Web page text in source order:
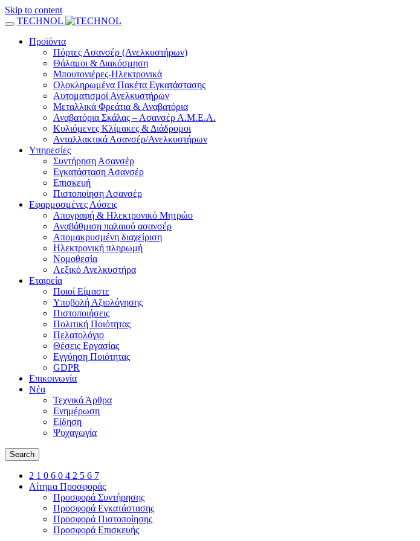
Skip to content
TECHNOL
Προϊόντα
Πόρτες Ασανσέρ (Ανελκυστήρων)
Θάλαμοι & Διακόσμηση
Μπουτονιέρες-Ηλεκτρονικά
Ολοκληρωμένα Πακέτα Εγκατάστασης
Αυτοματισμοί Ανελκυστήρων
Μεταλλικά Φρεάτια & Αναβατόρια
Αναβατόρια Σκάλας – Ασανσέρ Α.Μ.Ε.Α.
Κυλιόμενες Κλίμακες & Διάδρομοι
Ανταλλακτικά Ασανσέρ/Ανελκυστήρων
Υπηρεσίες
Συντήρηση Ασανσέρ
Εγκατάσταση Ασανσέρ
Επισκευή
Πιστοποίηση Ασανσέρ
Εφαρμοσμένες Λύσεις
Απογραφή & Ηλεκτρονικό Μητρώο
Αναβάθμιση παλαιού ασανσέρ
Απομακρυσμένη διαχείριση
Ηλεκτρονική πληρωμή
Νομοθεσία
Λεξικό Ανελκυστήρα
Εταιρεία
Ποιοί Είμαστε
Υποβολή Αξιολόγησης
Πιστοποιήσεις
Πολιτική Ποιότητας
Πελατολόγιο
Θέσεις Εργασίας
Εγγύηση Ποιότητας
GDPR
Επικοινωνία
Νέα
Τεχνικά Άρθρα
Ενημέρωση
Είδηση
Ψυχαγωγία
Search
2 1 0 6 0 4 2 5 6 7
Αίτημα Προσφοράς
Προσφορά Συντήρησης
Προσφορά Εγκατάστασης
Προσφορά Πιστοποίησης
Προσφορά Επισκευής